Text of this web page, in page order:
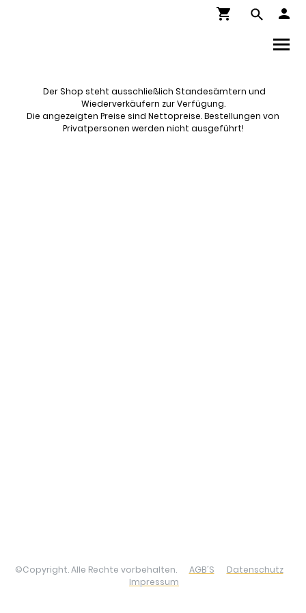
Der Shop steht ausschließlich Standesämtern und
Wiederverkäufern zur Verfügung.
Die angezeigten Preise sind Nettopreise. Bestellungen von
Privatpersonen werden nicht ausgeführt!
©Copyright. Alle Rechte vorbehalten. AGB´S
Datenschutz
Impressum